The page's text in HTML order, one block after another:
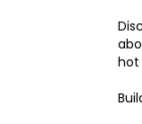
hot